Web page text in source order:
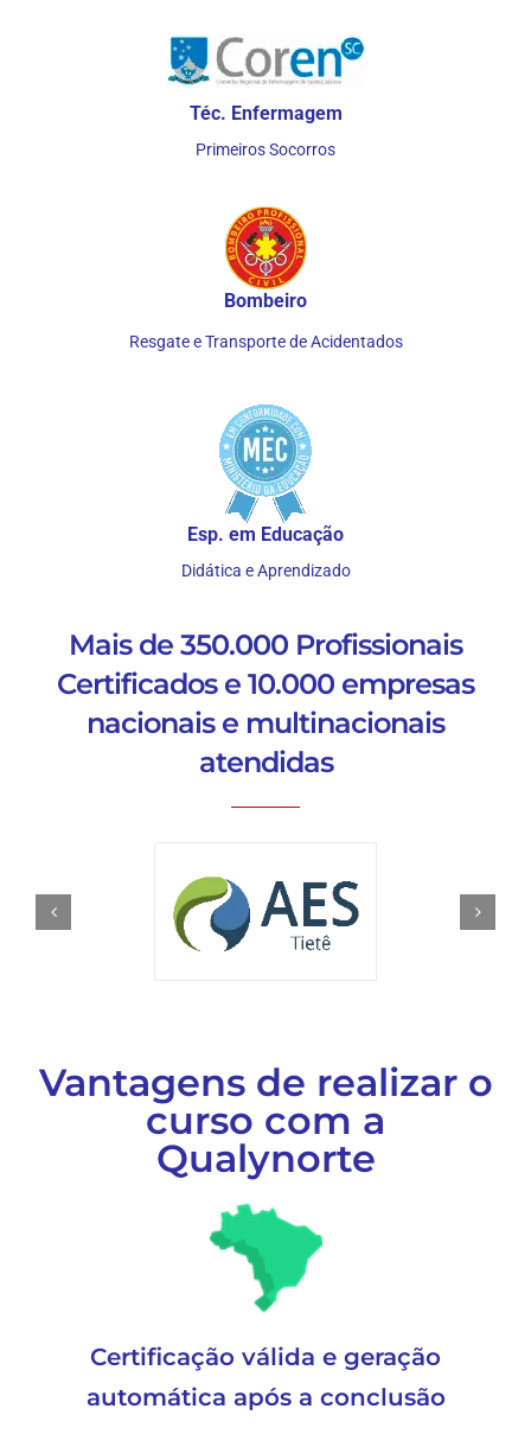
Téc. Enfermagem
Primeiros Socorros
Bombeiro
Resgate e Transporte de Acidentados
Esp. em Educação
Didática e Aprendizado
Mais de 350.000 Profissionais
Certificados e 10.000 empresas
nacionais e multinacionais
atendidas
Vantagens de realizar o
curso com a
Qualynorte
Certificação válida e geração
automática após a conclusão